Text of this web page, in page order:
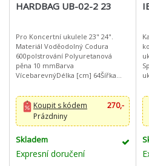
HARDBAG UB-02-2 23
Pro Koncertní ukulele 23" 24".
Materiál Voděodolný Codura
600polstrování Polyuretanová
pěna 10 mmBarva
VícebarevnýDélka [cm] 64Šířka
10VlastnostiNastavitelné ramenní
popruhy pro nošení na zádech
Koupit s kódem
270,-
Prázdniny
Skladem
Expresní doručení